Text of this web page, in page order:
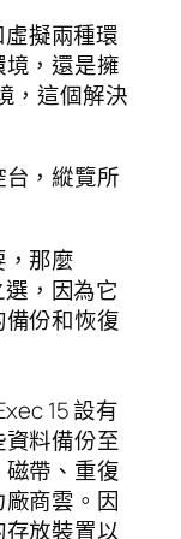
虛擬兩種環
，還是擁
，這個解決
，縱覽所
那麼
，因為它
份和恢復
15 設有
料備份至
帶、重復
商雲。因
放裝置以